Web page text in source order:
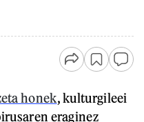
honek, kulturgileei
eraginez